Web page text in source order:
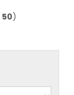
50)